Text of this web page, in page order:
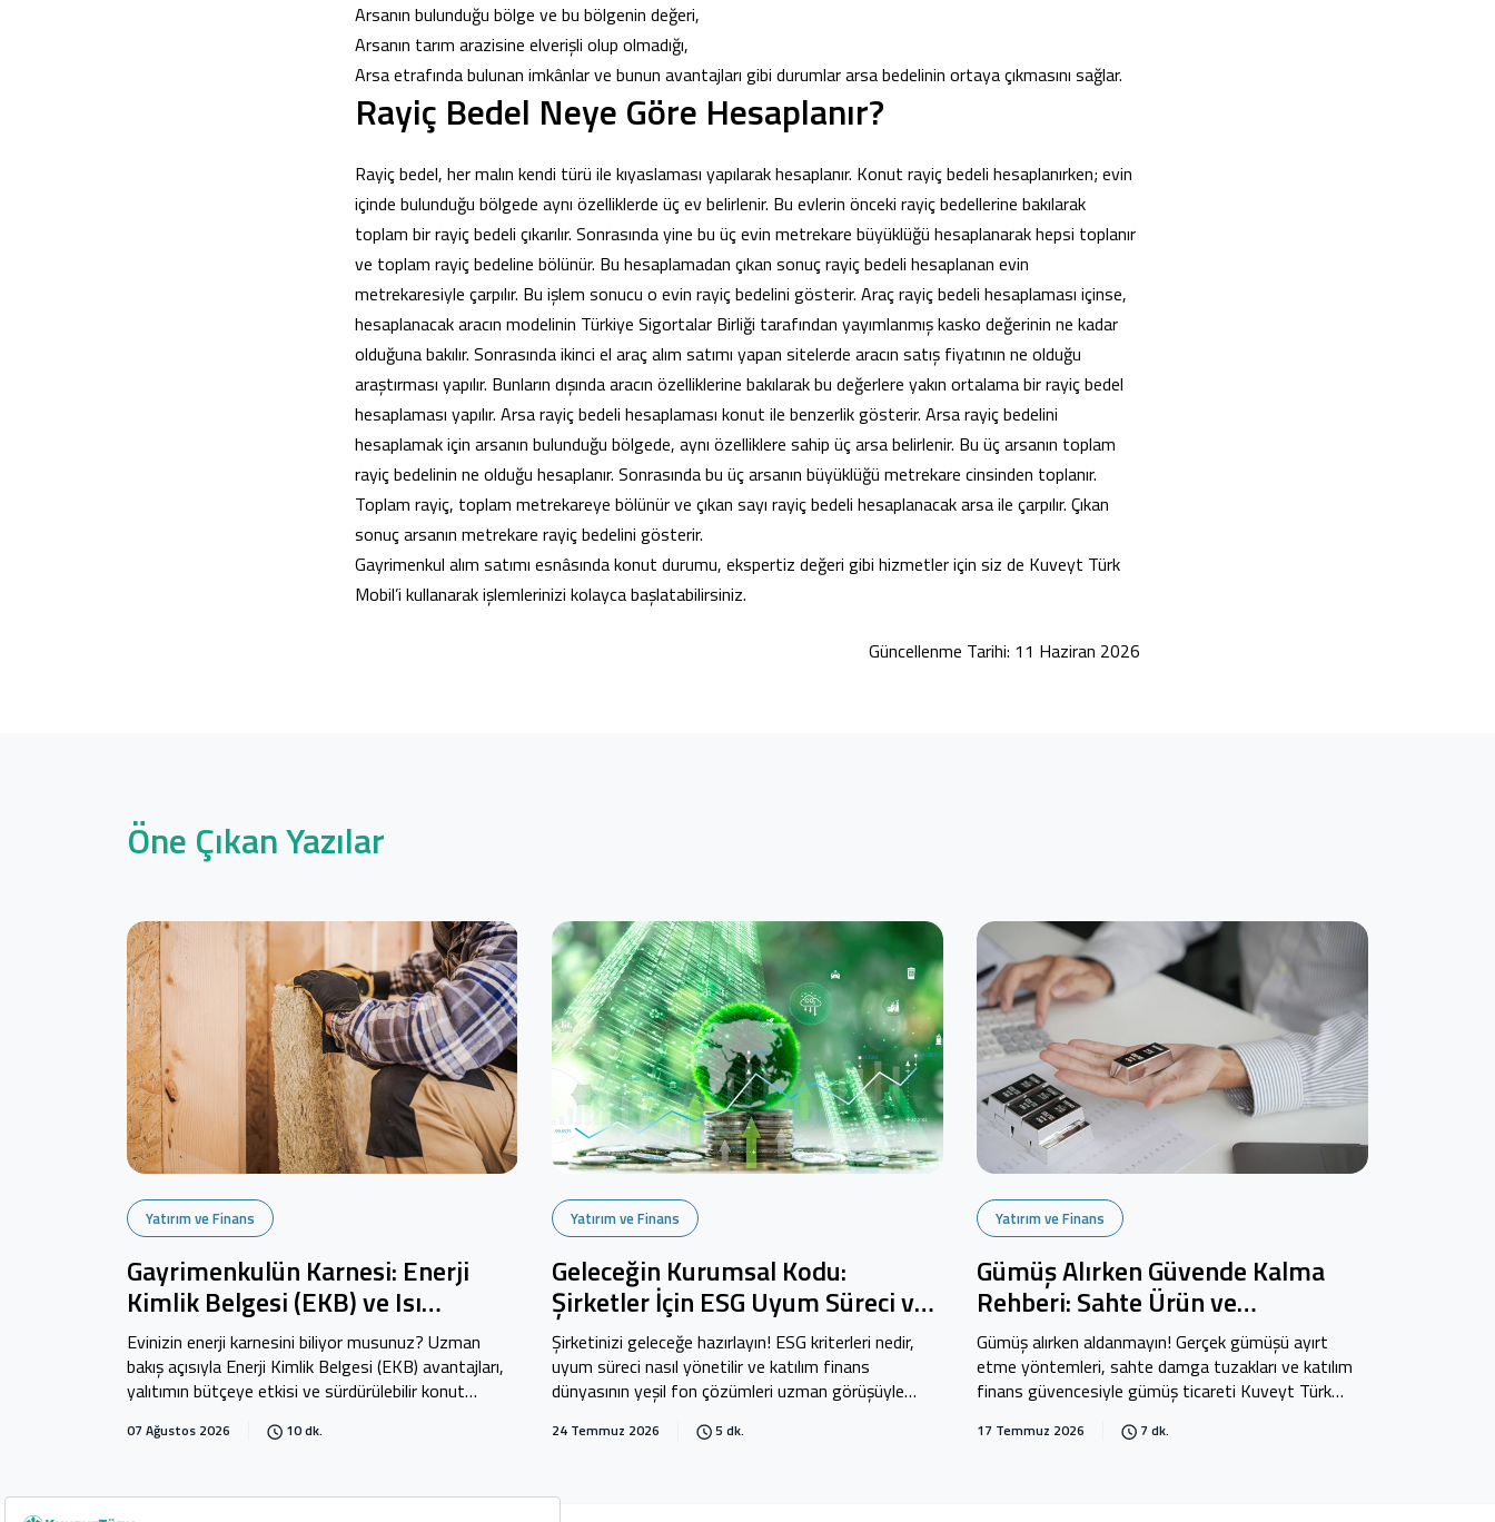
Arsanın bulunduğu bölge ve bu bölgenin değeri,
Arsanın tarım arazisine elverişli olup olmadığı,
Arsa etrafında bulunan imkânlar ve bunun avantajları gibi durumlar arsa bedelinin ortaya çıkmasını sağlar.
Rayiç Bedel Neye Göre Hesaplanır?
Rayiç bedel, her malın kendi türü ile kıyaslaması yapılarak hesaplanır. Konut rayiç bedeli hesaplanırken; evin
içinde bulunduğu bölgede aynı özelliklerde üç ev belirlenir. Bu evlerin önceki rayiç bedellerine bakılarak
toplam bir rayiç bedeli çıkarılır. Sonrasında yine bu üç evin metrekare büyüklüğü hesaplanarak hepsi toplanır
ve toplam rayiç bedeline bölünür. Bu hesaplamadan çıkan sonuç rayiç bedeli hesaplanan evin
metrekaresiyle çarpılır. Bu işlem sonucu o evin rayiç bedelini gösterir. Araç rayiç bedeli hesaplaması içinse,
hesaplanacak aracın modelinin Türkiye Sigortalar Birliği tarafından yayımlanmış kasko değerinin ne kadar
olduğuna bakılır. Sonrasında ikinci el araç alım satımı yapan sitelerde aracın satış fiyatının ne olduğu
araştırması yapılır. Bunların dışında aracın özelliklerine bakılarak bu değerlere yakın ortalama bir rayiç bedel
hesaplaması yapılır. Arsa rayiç bedeli hesaplaması konut ile benzerlik gösterir. Arsa rayiç bedelini
hesaplamak için arsanın bulunduğu bölgede, aynı özelliklere sahip üç arsa belirlenir. Bu üç arsanın toplam
rayiç bedelinin ne olduğu hesaplanır. Sonrasında bu üç arsanın büyüklüğü metrekare cinsinden toplanır.
Toplam rayiç, toplam metrekareye bölünür ve çıkan sayı rayiç bedeli hesaplanacak arsa ile çarpılır. Çıkan
sonuç arsanın metrekare rayiç bedelini gösterir.
Gayrimenkul alım satımı esnâsında konut durumu, ekspertiz değeri gibi hizmetler için siz de Kuveyt Türk
Mobil’i kullanarak işlemlerinizi kolayca başlatabilirsiniz.
Güncellenme Tarihi: 11 Haziran 2026
Öne Çıkan Yazılar
Yatırım ve Finans
Gayrimenkulün Karnesi: Enerji
Kimlik Belgesi (EKB) ve Isı
Yalıtımının Finansal Stratejisi
Evinizin enerji karnesini biliyor musunuz? Uzman
bakış açısıyla Enerji Kimlik Belgesi (EKB) avantajları,
yalıtımın bütçeye etkisi ve sürdürülebilir konut
07 Ağustos 2026 10 dk.
Yatırım ve Finans
Geleceğin Kurumsal Kodu:
Şirketler İçin ESG Uyum Süreci ve
Sürdürülebilir Dönüşüm
Şirketinizi geleceğe hazırlayın! ESG kriterleri nedir,
uyum süreci nasıl yönetilir ve katılım finans
dünyasının yeşil fon çözümleri uzman görüşüyle
24 Temmuz 2026 5 dk.
Yatırım ve Finans
Gümüş Alırken Güvende Kalma
Rehberi: Sahte Ürün ve
Dolandırıcılıktan Korunma Yolları
Gümüş alırken aldanmayın! Gerçek gümüşü ayırt
etme yöntemleri, sahte damga tuzakları ve katılım
finans güvencesiyle gümüş ticareti Kuveyt Türk
17 Temmuz 2026 7 dk.